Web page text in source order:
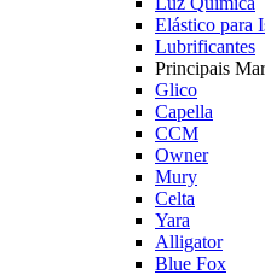
Elástico para
Lubrificantes
Principais
Glico
Capella
CCM
Owner
Mury
Celta
Yara
Alligator
Blue Fox